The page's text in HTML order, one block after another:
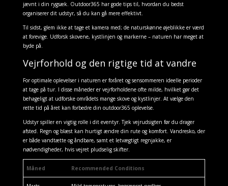
jævnt i din rygsæk. Outdoor365 har gode tips til, hvordan du bedst
organiserer dit udstyr, så du kan gå mere effektivt.
Til sidst, glem ikke at tage et kamera med; de naturskønne øjeblikke er værd
at forevige. Udforsk skovene, kystlinjen og markerne – naturen har meget at
byde på.
Vejrforhold og den rigtige tid at vandre
For optimale oplevelser i naturen er foråret og sensommeren ideelle perioder
at tage på tur. I disse måneder er vejrforholdene ofte milde, hvilket gør det
behageligt at udforske områdets mange skove og kystlinjer. At vælge den
rette tid på året kan forbedre din outdoor365 oplevelse.
Udstyr spiller en vigtig rolle i dit eventyr. Tjek vejrudsigten før du drager
afsted. Regn og blæst kan hurtigt ændre din rute og komfort. Vandresko, der
er både vandtætte og åndbare, samt et letvægtigt regnjakke, er
nødvendigheder, hvis vejret pludselig skifter.
Måned Recommended Conditions